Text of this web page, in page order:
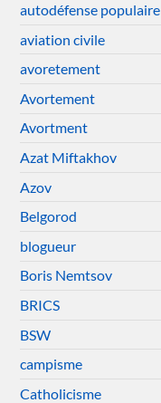
autodéfense populaire
aviation civile
avoretement
Avortement
Avortment
Azat Miftakhov
Azov
Belgorod
blogueur
Boris Nemtsov
BRICS
BSW
campisme
Catholicisme